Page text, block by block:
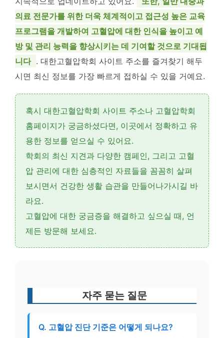
의료 전문가를 위한 더욱 체계적이고 접근성 높은 교육
프로그램을 개발하여 고혈압에 대한 인식을 높이고 예
방 및 관리 능력을 향상시키는 데 기여할 것으로 기대됩
니다 . 대한고혈압학회 사이트 주소를 즐겨찾기 해두
시면 최신 정보를 가장 빠르게 접하실 수 있을 거예요.
혹시 대한고혈압학회 사이트 주소나 고혈압학회
홈페이지가 궁금하셨다면, 이곳에서 정확하고 유
용한 정보를 얻으실 수 있어요.
학회의 최신 지견과 다양한 캠페인, 그리고 고혈
압 관리에 대한 심층적인 자료들을 꼼꼼히 살펴
보시면서 건강한 생활 습관을 만들어나가시길 바
라요.
고혈압에 대한 궁금증을 해결하고 싶으실 때, 언
제든 방문해 보세요.
자주 묻는 질문
Q. 고혈압 진단 기준은 어떻게 되나요?